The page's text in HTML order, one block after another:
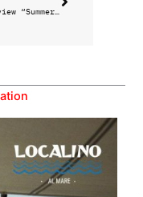
L’interview “Summer Never Ends” d’Alcaline